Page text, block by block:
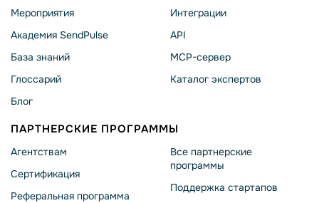
Мероприятия
Академия SendPulse
База знаний
Глоссарий
Блог
Интеграции
API
MCP-сервер
Каталог экспертов
ПАРТНЕРСКИЕ ПРОГРАММЫ
Агентствам
Сертификация
Реферальная программа
Все партнерские
программы
Поддержка стартапов